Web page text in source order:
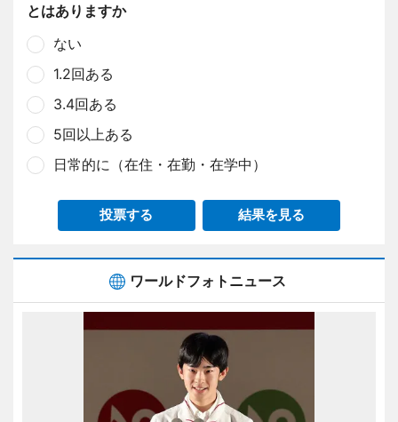
とはありますか
ない
1.2回ある
3.4回ある
5回以上ある
日常的に（在住・在勤・在学中）
投票する 結果を見る
ワールドフォトニュース